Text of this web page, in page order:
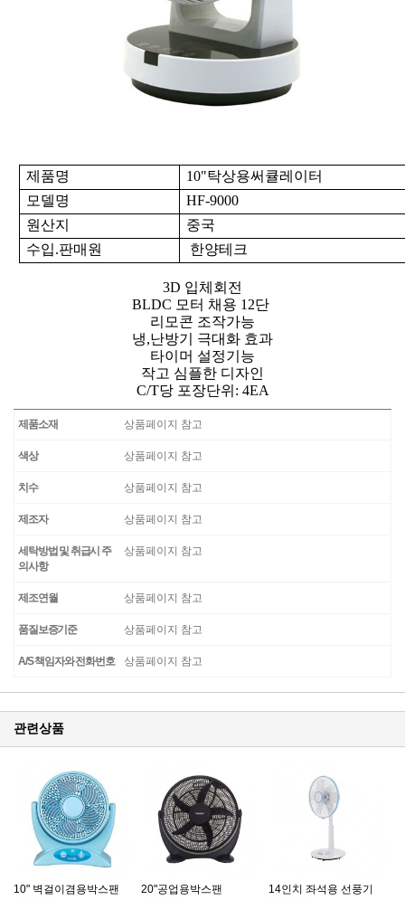
제품명
10"탁상용써큘레이터
모델명
HF-9000
원산지
중국
수입.판매원 한양테크
3D 입체회전
BLDC 모터 채용 12단
리모콘 조작가능
냉,난방기 극대화 효과
타이머 설정기능
작고 심플한 디자인
C/T당 포장단위: 4EA
제품소재 상품페이지 참고
색상 상품페이지 참고
치수 상품페이지 참고
제조자 상품페이지 참고
세탁방법 및 취급시 주
의사항
상품페이지 참고
제조연월 상품페이지 참고
품질보증기준 상품페이지 참고
A/S 책임자와 전화번호 상품페이지 참고
관련상품
10" 벽걸이겸용박스팬
20"공업용박스팬
14인치 좌석용 선풍기